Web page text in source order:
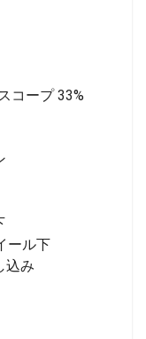
コープ 33%
ール下
込み